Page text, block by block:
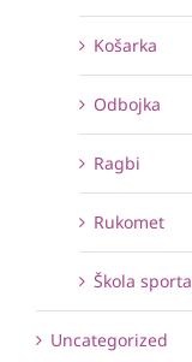
Košarka
Odbojka
Ragbi
Rukomet
Škola sporta
Uncategorized